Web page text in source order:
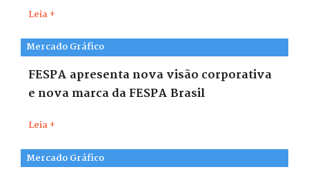
Leia +
Mercado Gráfico
FESPA apresenta nova visão corporativa
e nova marca da FESPA Brasil
Leia +
Mercado Gráfico